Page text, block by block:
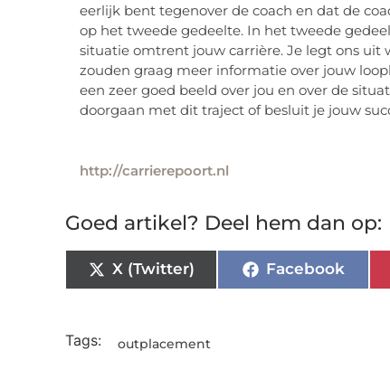
eerlijk bent tegenover de coach en dat de
op het tweede gedeelte. In het tweede
situatie omtrent jouw carrière. Je legt ons uit
zouden graag meer informatie over jouw
een zeer goed beeld over jou en over de
doorgaan met dit traject of besluit je jouw
http://carrierepoort.nl
Goed artikel? Deel hem dan op:
X (Twitter) Facebook
Tags: outplacement